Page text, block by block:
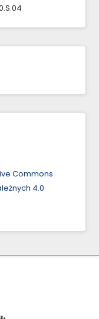
Commons
4.0